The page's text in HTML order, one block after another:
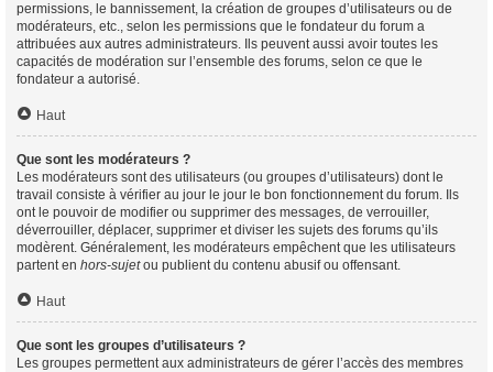
permissions, le bannissement, la création de groupes d’utilisateurs ou de
modérateurs, etc., selon les permissions que le fondateur du forum a
attribuées aux autres administrateurs. Ils peuvent aussi avoir toutes les
capacités de modération sur l’ensemble des forums, selon ce que le
fondateur a autorisé.
Haut
Que sont les modérateurs ?
Les modérateurs sont des utilisateurs (ou groupes d’utilisateurs) dont le
travail consiste à vérifier au jour le jour le bon fonctionnement du forum. Ils
ont le pouvoir de modifier ou supprimer des messages, de verrouiller,
déverrouiller, déplacer, supprimer et diviser les sujets des forums qu’ils
modèrent. Généralement, les modérateurs empêchent que les utilisateurs
partent en hors-sujetou publient du contenu abusif ou offensant.
Haut
Que sont les groupes d’utilisateurs ?
Les groupes permettent aux administrateurs de gérer l’accès des membres